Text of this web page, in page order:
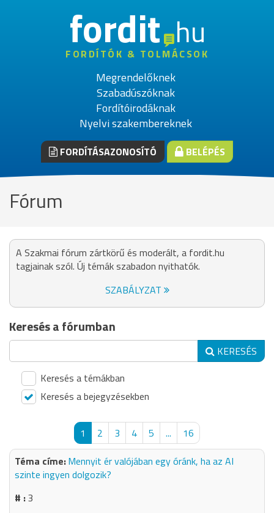
fordithu
FORDÍTÓK & TOLMÁCSOK
Megrendelőknek
Szabadúszóknak
Fordítóirodáknak
Nyelvi szakembereknek
FORDÍTÁSAZONOSÍTÓ BELÉPÉS
Fórum
A Szakmai fórum zártkörű és moderált, a fordit.hu
tagjainak szól. Új témák szabadon nyithatók.
SZABÁLYZAT
Keresés a fórumban
KERESÉS
Keresés a témákban
Keresés a bejegyzésekben
1 2 3 4 5 ...
16
Mennyit ér valójában egy óránk, ha az AI
szinte ingyen dolgozik?
3